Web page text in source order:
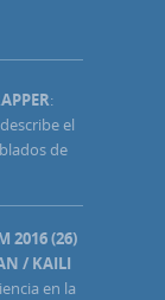
:
el
de
2016 (26)
/ KAILI
en la